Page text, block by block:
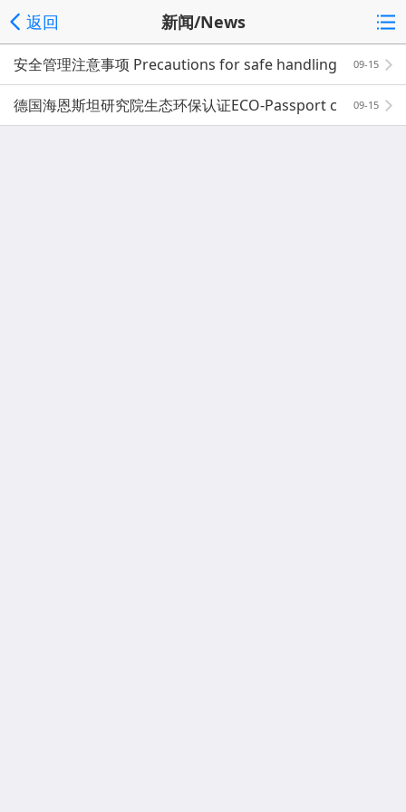
返回 新闻/News
09-15
安全管理注意事项 Precautions for safe handling
09-15
德国海恩斯坦研究院生态环保认证ECO-Passport c